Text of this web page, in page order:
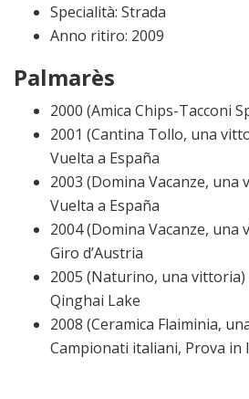
Specialità: Strada
Anno ritiro: 2009
Palmarès
2000 (Amica Chips-Tacconi
2001 (Cantina Tollo, una
Vuelta a España
2003 (Domina Vacanze, una
Vuelta a España
2004 (Domina Vacanze, una
Giro d’Austria
2005 (Naturino, una
Qinghai Lake
2008 (Ceramica Flaiminia,
Campionati italiani, Prova in